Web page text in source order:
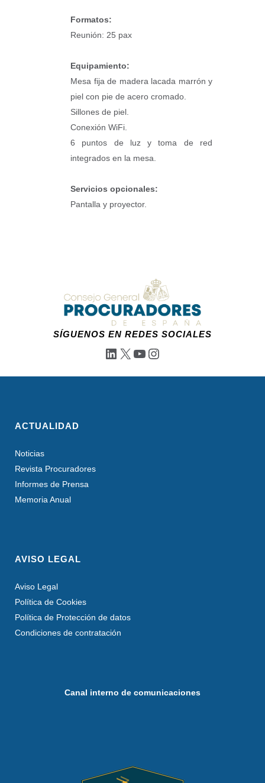
Formatos:
Reunión: 25 pax
Equipamiento:
Mesa fija de madera lacada marrón y
piel con pie de acero cromado.
Sillones de piel.
Conexión WiFi.
6 puntos de luz y toma de red
integrados en la mesa.
Servicios opcionales:
Pantalla y proyector.
SÍGUENOS EN REDES SOCIALES
LinkedIn
X YouTube
Instagram
ACTUALIDAD
Noticias
Revista Procuradores
Informes de Prensa
Memoria Anual
AVISO LEGAL
Aviso Legal
Política de Cookies
Política de Protección de datos
Condiciones de contratación
Canal interno de comunicaciones